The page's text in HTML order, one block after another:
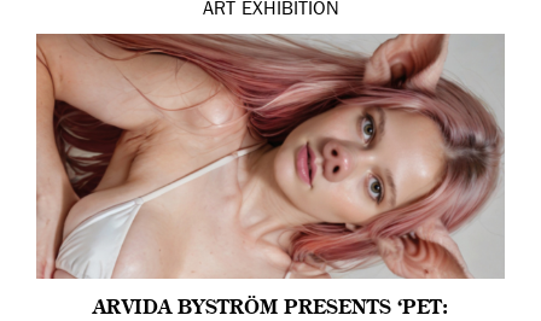
ART EXHIBITION
ARVIDA BYSTRÖM PRESENTS ‘PET: